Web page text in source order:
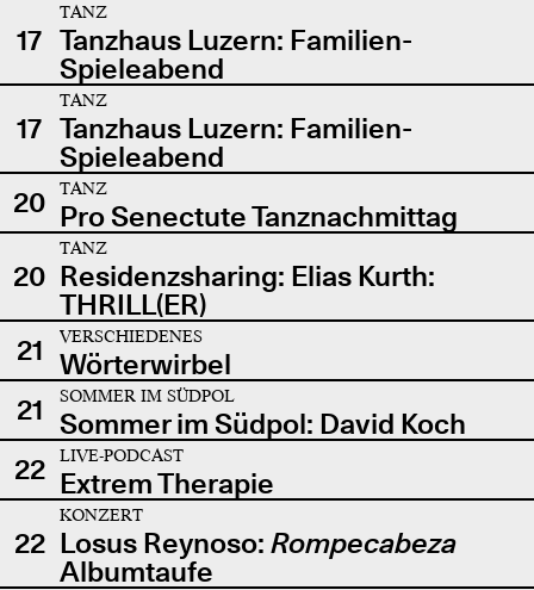
17
TANZ
Tanzhaus Luzern: Familien-
Spieleabend
17
TANZ
Tanzhaus Luzern: Familien-
Spieleabend
20
TANZ
Pro Senectute Tanznachmittag
20
TANZ
Residenzsharing: Elias Kurth:
THRILL(ER)
21
VERSCHIEDENES
Wörterwirbel
21
SOMMER IM SÜDPOL
Sommer im Südpol: David Koch
22
LIVE-PODCAST
Extrem Therapie
22
KONZERT
Losus Reynoso: Rompecabeza
Albumtaufe